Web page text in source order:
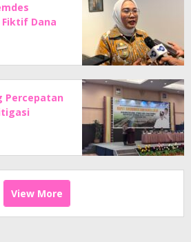
Fiktif Dana
Percepatan
View More